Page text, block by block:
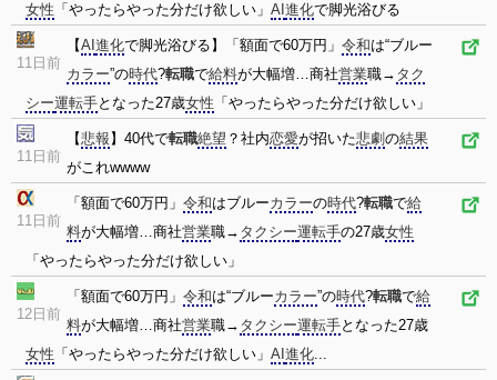
女性 「やったらやった分だけ欲しい」 AI 進化で脚光浴びる
11日前
【AI 進化で脚光浴びる】「額面で60万円」 令和は“ブルー
カラー”の時代?転職で給料が大幅増…商社営業職→ タク
シー運転手となった27歳女性 「やったらやった分だけ欲しい」
11日前
【悲報 】40代で転職絶望 ？社内恋愛が招いた悲劇 の結果
がこれwwww
11日前
「額面で60万円」 令和はブルーカラーの時代?転職で給
料が大幅増…商社営業職→ タクシー運転手の27歳女性
「やったらやった分だけ欲しい」
12日前
「額面で60万円」 令和は“ブルーカラー”の時代?転職で給
料が大幅増…商社営業職→ タクシー運転手となった27歳
女性 「やったらやった分だけ欲しい」 AI 進化...